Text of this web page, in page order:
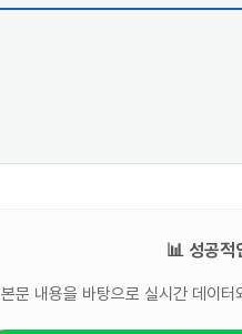
📊 성공적
본문 내용을 바탕으로 실시간 데이